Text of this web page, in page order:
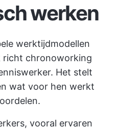
werken
werktijdmodellen
richt chronoworking
Het stelt
wat voor hen werkt
vooral ervaren